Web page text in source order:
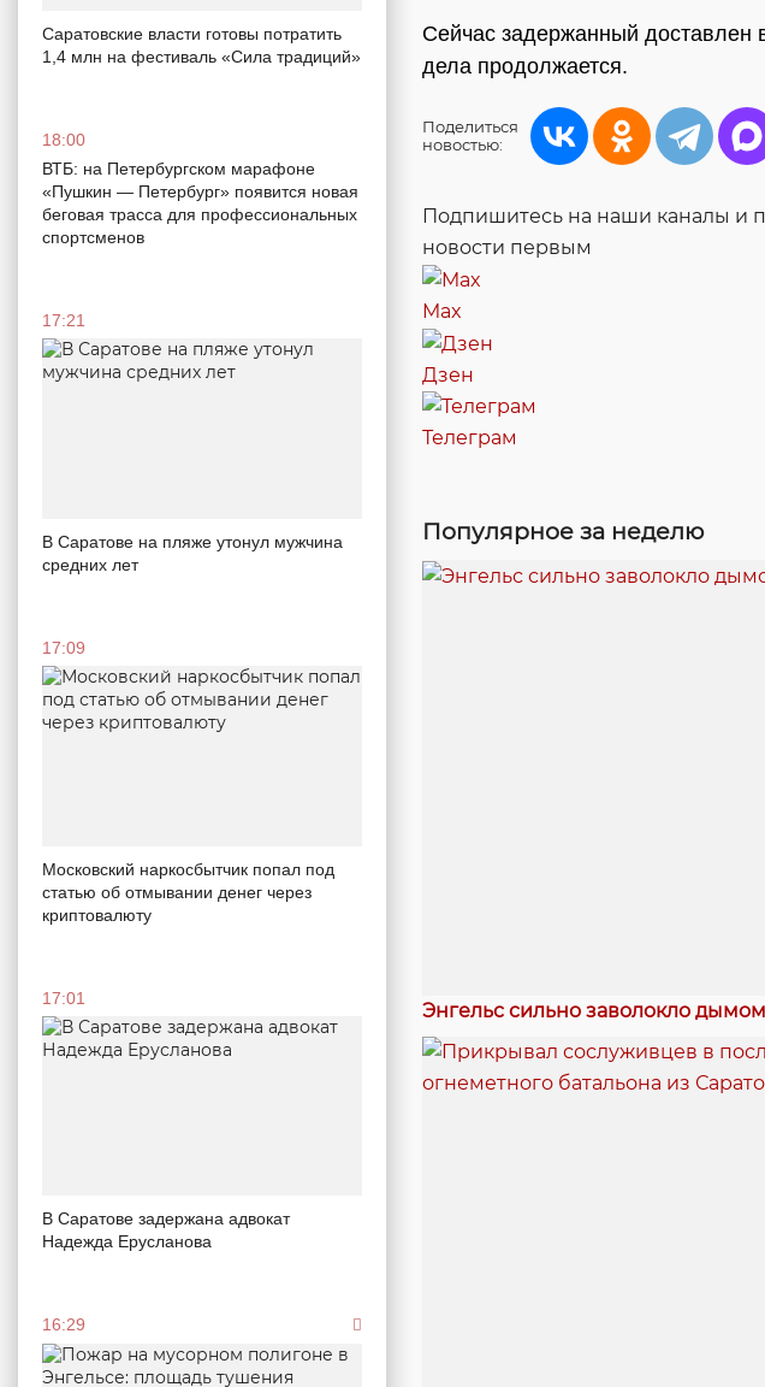
Саратовские власти готовы потратить
1,4 млн на фестиваль «Сила традиций»
18:00
ВТБ: на Петербургском марафоне
«Пушкин — Петербург» появится новая
беговая трасса для профессиональных
спортсменов
17:21
В Саратове на пляже утонул мужчина
средних лет
17:09
Московский наркосбытчик попал под
статью об отмывании денег через
криптовалюту
17:01
В Саратове задержана адвокат
Надежда Ерусланова
16:29
Сейчас задержанный доставлен
дела продолжается.
Поделиться
новостью:
Подпишитесь на наши каналы и
новости первым
Max
Дзен
Телеграм
Популярное за неделю
Энгельс сильно заволокло